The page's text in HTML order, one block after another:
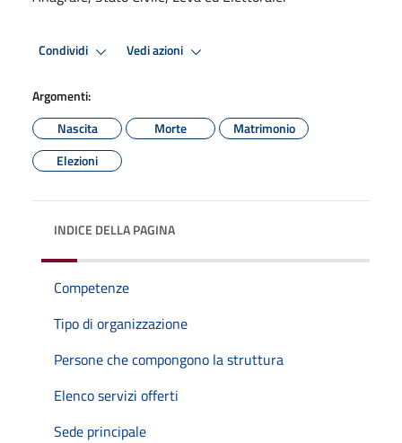
Condividi Vedi azioni
Argomenti:
Nascita
Morte
Matrimonio
Elezioni
INDICE DELLA PAGINA
Competenze
Tipo di organizzazione
Persone che compongono la struttura
Elenco servizi offerti
Sede principale